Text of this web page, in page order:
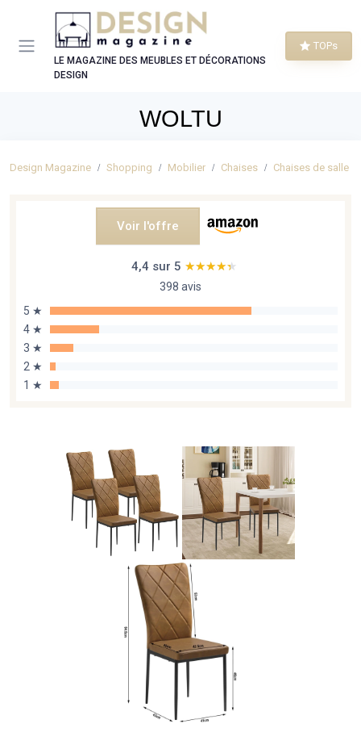
LE MAGAZINE DES MEUBLES ET DÉCORATIONS
DESIGN
TOPs
WOLTU
Design Magazine Shopping Mobilier Chaises Chaises de salle à
Voir l'offre
4,4 sur 5 ★★★★★
★★★★★
398 avis
5 ★
4 ★
3 ★
2 ★
1 ★
Panneau de gestion des cookies